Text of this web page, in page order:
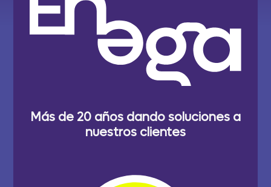
Más de 20 años dando soluciones a
nuestros clientes